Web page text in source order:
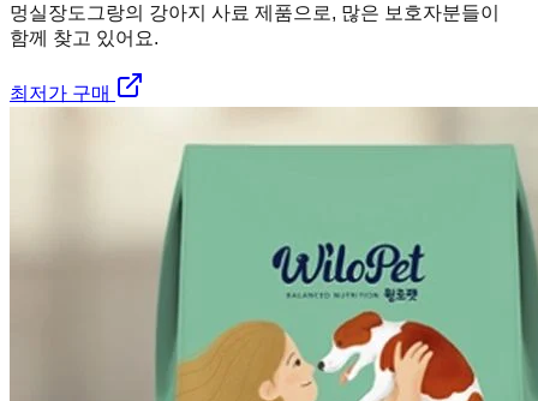
멍실장도그랑의 강아지 사료 제품으로, 많은 보호자분들이
함께 찾고 있어요.
최저가 구매